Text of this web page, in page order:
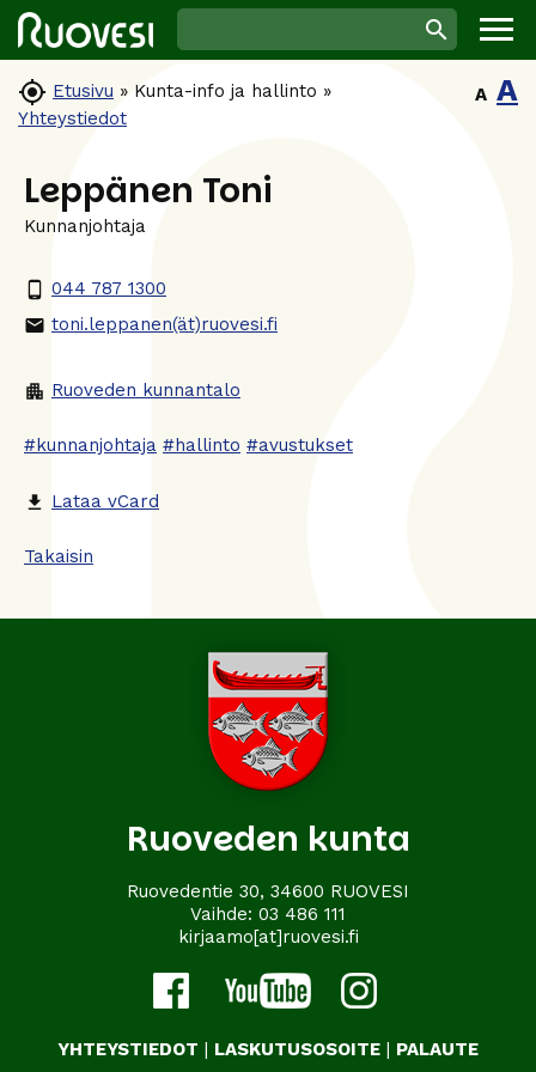
 Etusivu » Kunta-info ja hallinto »
Yhteystiedot
A A
Leppänen Toni
Kunnanjohtaja
phone_android 044 787 1300
email toni.leppanen(ät)ruovesi.fi
apartment Ruoveden kunnantalo
#kunnanjohtaja #hallinto #avustukset
file_download Lataa vCard
Takaisin
Ruoveden kunta
Ruovedentie 30, 34600 RUOVESI
Vaihde: 03 486 111
kirjaamo[at]ruovesi.fi
YHTEYSTIEDOT | LASKUTUSOSOITE | PALAUTE